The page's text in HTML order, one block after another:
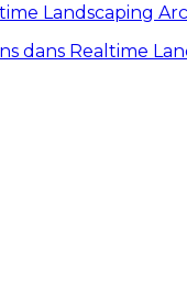
Landscaping
dans Realtime